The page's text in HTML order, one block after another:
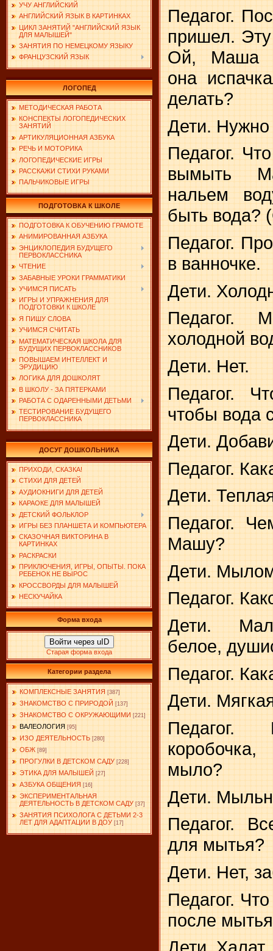
УЧУ АНГЛИЙСКИЙ
АНГЛИЙСКИЙ ЯЗЫК В КАРТИНКАХ
ЦИКЛ ЗАНЯТИЙ "АНГЛИЙСКИЙ ЯЗЫК
ДЛЯ МАЛЫШЕЙ"
ЗАНЯТИЯ ПО НЕМЕЦКОМУ ЯЗЫКУ
ФРАНЦУЗСКИЙ ЯЗЫК
ЛОГОПЕД
МЕТОДИЧЕСКАЯ РАБОТА
КОНСПЕКТЫ ЛОГОПЕДИЧЕСКИХ
ЗАНЯТИЙ
АРТИКУЛЯЦИОННАЯ АЗБУКА
РЕЧЬ И МОТОРИКА
ЛОГОПЕДИЧЕСКИЕ ИГРЫ
РАССКАЖИ СТИХИ РУКАМИ
ПАЛЬЧИКОВЫЕ ИГРЫ
ПОДГОТОВКА К ШКОЛЕ
ПОДГОТОВКА К ОБУЧЕНИЮ ГРАМОТЕ
АНИМИРОВАННАЯ АЗБУКА
ЭНЦИКЛОПЕДИЯ БУДУЩЕГО
ПЕРВОКЛАССНИКА
ЧТЕНИЕ
ЗАБАВНЫЕ УРОКИ ГРАММАТИКИ
УЧИМСЯ ПИСАТЬ
ИГРЫ И УПРАЖНЕНИЯ ДЛЯ
ПОДГОТОВКИ К ШКОЛЕ
Я ПИШУ СЛОВА
УЧИМСЯ СЧИТАТЬ
МАТЕМАТИЧЕСКАЯ ШКОЛА ДЛЯ
БУДУЩИХ ПЕРВОКЛАССНИКОВ
ПОВЫШАЕМ ИНТЕЛЛЕКТ И
ЭРУДИЦИЮ
ЛОГИКА ДЛЯ ДОШКОЛЯТ
В ШКОЛУ - ЗА ПЯТЕРКАМИ
РАБОТА С ОДАРЕННЫМИ ДЕТЬМИ
ТЕСТИРОВАНИЕ БУДУЩЕГО
ПЕРВОКЛАССНИКА
ДОСУГ ДОШКОЛЬНИКА
ПРИХОДИ, СКАЗКА!
СТИХИ ДЛЯ ДЕТЕЙ
АУДИОКНИГИ ДЛЯ ДЕТЕЙ
КАРАОКЕ ДЛЯ МАЛЫШЕЙ
ДЕТСКИЙ ФОЛЬКЛОР
ИГРЫ БЕЗ ПЛАНШЕТА И КОМПЬЮТЕРА
СКАЗОЧНАЯ ВИКТОРИНА В
КАРТИНКАХ
РАСКРАСКИ
ПРИКЛЮЧЕНИЯ, ИГРЫ, ОПЫТЫ. ПОКА
РЕБЕНОК НЕ ВЫРОС
КРОССВОРДЫ ДЛЯ МАЛЫШЕЙ
НЕСКУЧАЙКА
Форма входа
Войти через uID
Старая форма входа
Категории раздела
КОМПЛЕКСНЫЕ ЗАНЯТИЯ [387]
ЗНАКОМСТВО С ПРИРОДОЙ [137]
ЗНАКОМСТВО С ОКРУЖАЮЩИМИ [221]
ВАЛЕОЛОГИЯ [95]
ИЗО ДЕЯТЕЛЬНОСТЬ [280]
ОБЖ [89]
ПРОГУЛКИ В ДЕТСКОМ САДУ [228]
ЭТИКА ДЛЯ МАЛЫШЕЙ [27]
АЗБУКА ОБЩЕНИЯ [16]
ЭКСПЕРИМЕНТАЛЬНАЯ
ДЕЯТЕЛЬНОСТЬ В ДЕТСКОМ САДУ [37]
ЗАНЯТИЯ ПСИХОЛОГА С ДЕТЬМИ 2-3
ЛЕТ ДЛЯ АДАПТАЦИИ В ДОУ [17]
Педагог.
пришел.
Ой, Маша
она
делать?
Дети.
Педагог.
вымыть
нальем
быть вода?
Педагог.
в ванночке.
Дети.
Педагог.
холодной
Дети. Нет.
Педагог.
чтобы вода
Дети.
Педагог.
Дети.
Педагог.
Машу?
Дети.
Педагог.
Дети.
белое,
Педагог.
Дети.
Педагог.
мыло?
Дети.
Педагог.
для мытья?
Дети. Нет,
Педагог.
после